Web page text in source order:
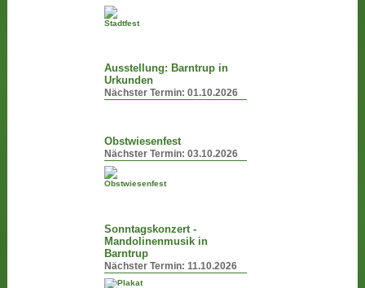
Ausstellung: Barntrup in
Urkunden
Nächster Termin:01.10.2026
Obstwiesenfest
Nächster Termin:03.10.2026
Sonntagskonzert -
Mandolinenmusik in
Barntrup
Nächster Termin:11.10.2026